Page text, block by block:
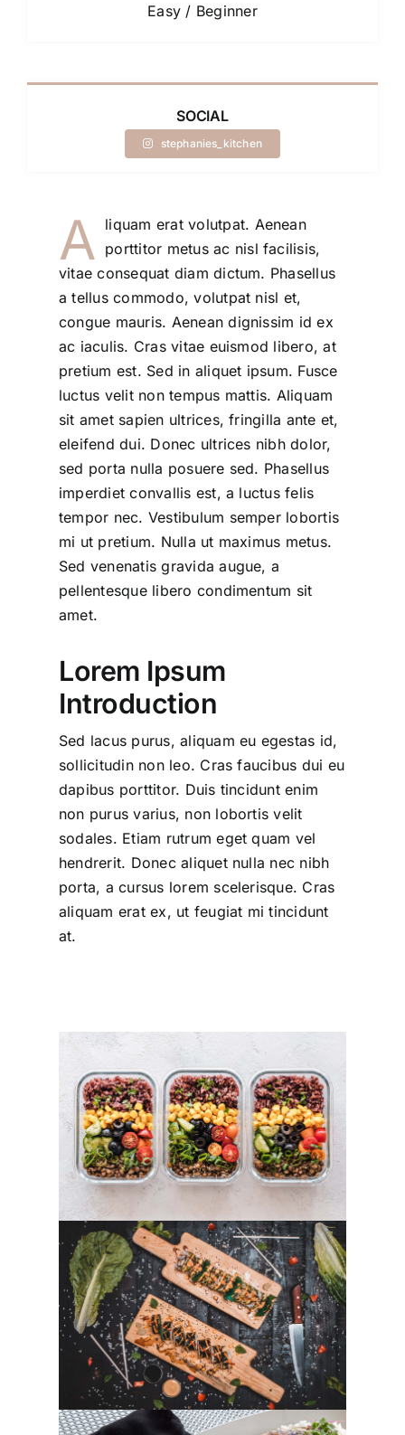
Easy / Beginner
SOCIAL
stephanies_kitchen
A liquam erat volutpat. Aenean
porttitor metus ac nisl facilisis,
vitae consequat diam dictum. Phasellus
a tellus commodo, volutpat nisl et,
congue mauris. Aenean dignissim id ex
ac iaculis. Cras vitae euismod libero, at
pretium est. Sed in aliquet ipsum. Fusce
luctus velit non tempus mattis. Aliquam
sit amet sapien ultrices, fringilla ante et,
eleifend dui. Donec ultrices nibh dolor,
sed porta nulla posuere sed. Phasellus
imperdiet convallis est, a luctus felis
tempor nec. Vestibulum semper lobortis
mi ut pretium. Nulla ut maximus metus.
Sed venenatis gravida augue, a
pellentesque libero condimentum sit
amet.
Lorem Ipsum
Introduction
Sed lacus purus, aliquam eu egestas id,
sollicitudin non leo. Cras faucibus dui eu
dapibus porttitor. Duis tincidunt enim
non purus varius, non lobortis velit
sodales. Etiam rutrum eget quam vel
hendrerit. Donec aliquet nulla nec nibh
porta, a cursus lorem scelerisque. Cras
aliquam erat ex, ut feugiat mi tincidunt
at.